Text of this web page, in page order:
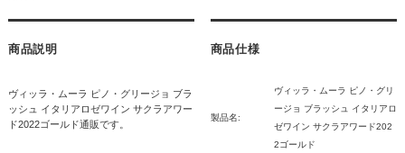
商品説明
ヴィッラ・ムーラ ピノ・グリージョ ブラ
ッシュ イタリアロゼワイン サクラアワー
ド2022ゴールド通販です。
商品仕様
製品名:
ヴィッラ・ムーラ ピノ・グリ
ージョ ブラッシュ イタリアロ
ゼワイン サクラアワード202
2ゴールド